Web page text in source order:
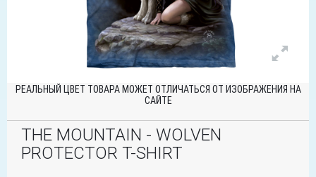
РЕАЛЬНЫЙ ЦВЕТ ТОВАРА МОЖЕТ ОТЛИЧАТЬСЯ ОТ ИЗОБРАЖЕНИЯ НА
САЙТЕ
THE MOUNTAIN - WOLVEN
PROTECTOR T-SHIRT